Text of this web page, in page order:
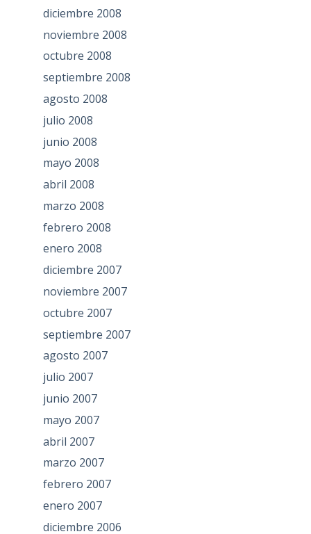
diciembre 2008
noviembre 2008
octubre 2008
septiembre 2008
agosto 2008
julio 2008
junio 2008
mayo 2008
abril 2008
marzo 2008
febrero 2008
enero 2008
diciembre 2007
noviembre 2007
octubre 2007
septiembre 2007
agosto 2007
julio 2007
junio 2007
mayo 2007
abril 2007
marzo 2007
febrero 2007
enero 2007
diciembre 2006